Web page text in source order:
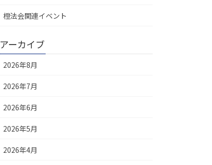
橙法会関連イベント
アーカイブ
2026年8月
2026年7月
2026年6月
2026年5月
2026年4月